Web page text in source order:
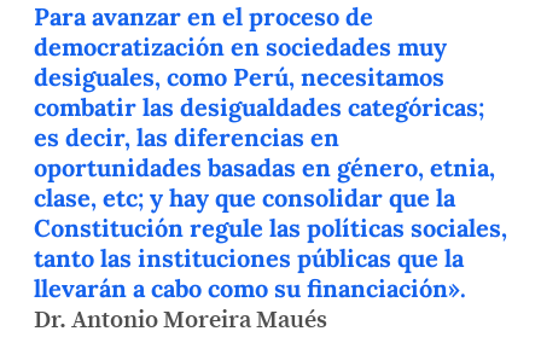
Para avanzar en el proceso de
democratización en sociedades muy
desiguales, como Perú, necesitamos
combatir las desigualdades categóricas;
es decir, las diferencias en
oportunidades basadas en género, etnia,
clase, etc; y hay que consolidar que la
Constitución regule las políticas sociales,
tanto las instituciones públicas que la
llevarán a cabo como su financiación».
Dr. Antonio Moreira Maués